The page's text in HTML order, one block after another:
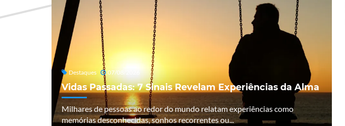
Destaques 07/08/2026
Vidas Passadas: 7 Sinais Revelam Experiências da Alma
Milhares de pessoas ao redor do mundo relatam experiências como
memórias desconhecidas, sonhos recorrentes ou...